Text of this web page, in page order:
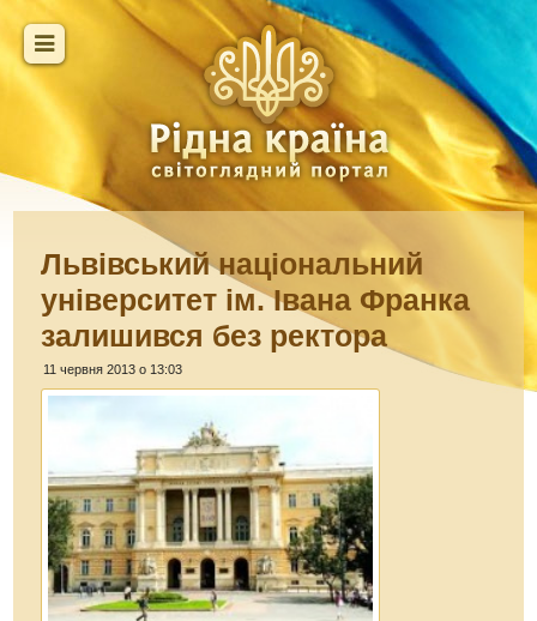
Львівський національний
університет ім. Івана Франка
залишився без ректора
11 червня 2013 о 13:03